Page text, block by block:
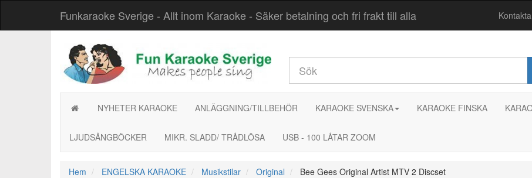
Funkaraoke Sverige - Allt inom Karaoke - Säker betalning och fri frakt till alla
NYHETER KARAOKE ANLÄGGNING/TILLBEHÖR KARAOKE SVENSKA KARAOKE FINSKA
LJUDSÅNGBÖCKER MIKR. SLADD/ TRÅDLÖSA USB - 100 LÅTAR ZOOM
Hem ENGELSKA KARAOKE Musikstilar Original Bee Gees Original Artist MTV 2 Discset